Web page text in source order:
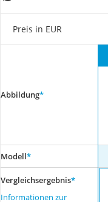
Preis in EUR
Abbildung*
Modell*
Vergleichsergebnis*
Informationen zur